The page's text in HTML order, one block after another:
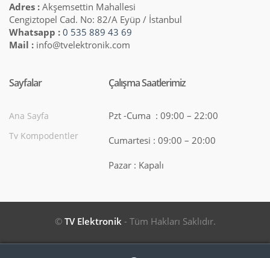
Adres : Akşemsettin Mahallesi
Cengiztopel Cad. No: 82/A Eyüp / İstanbul
Whatsapp : 0 535 889 43 69
Mail : info@tvelektronik.com
Sayfalar
Ana Sayfa
Tv Kompodentler
Çalışma Saatlerimiz
Pzt -Cuma : 09:00 – 22:00
Cumartesi : 09:00 – 20:00
Pazar : Kapalı
© TV Elektronik- Tüm Hakları Saklıdır.